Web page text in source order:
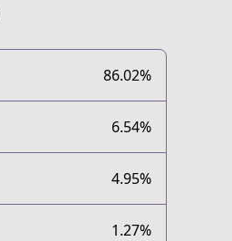
86.02%
6.54%
4.95%
1.27%